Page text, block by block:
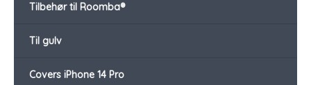
Tilbehør til Roomba®
Til gulv
Covers iPhone 14 Pro